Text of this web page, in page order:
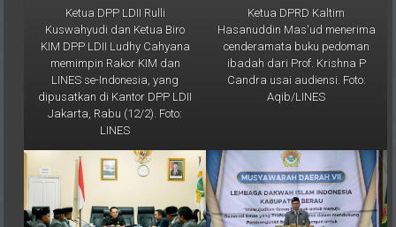
Ketua DPP LDII Rulli
Kuswahyudi dan Ketua Biro
KIM DPP LDII Ludhy Cahyana
memimpin Rakor KIM dan
LINES se-Indonesia, yang
dipusatkan di Kantor DPP LDII
Jakarta, Rabu (12/2). Foto:
LINES
Ketua DPRD Kaltim
Hasanuddin Mas'ud menerima
cenderamata buku pedoman
ibadah dari Prof. Krishna P
Candra usai audiensi. Foto:
Aqib/LINES